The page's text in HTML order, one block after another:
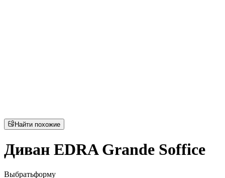
Найти похожие
Диван EDRA Grande Soffice
Выбратьформу